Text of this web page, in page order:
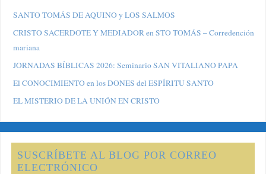
SANTO TOMÁS DE AQUINO y LOS SALMOS
CRISTO SACERDOTE Y MEDIADOR en STO TOMÁS – Corredención
mariana
JORNADAS BÍBLICAS 2026: Seminario SAN VITALIANO PAPA
El CONOCIMIENTO en los DONES del ESPÍRITU SANTO
EL MISTERIO DE LA UNIÓN EN CRISTO
SUSCRÍBETE AL BLOG POR CORREO
ELECTRÓNICO